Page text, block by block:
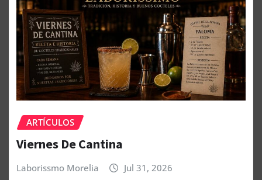
ARTÍCULOS
Viernes De Cantina
Laborissmo Morelia Jul 31, 2026